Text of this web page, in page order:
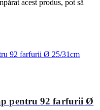
acest produs, pot să
pentru 92 farfurii Ø